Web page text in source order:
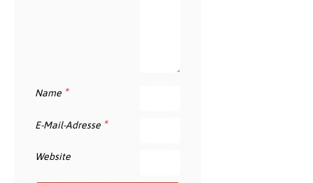
Name *
E-Mail-Adresse *
Website